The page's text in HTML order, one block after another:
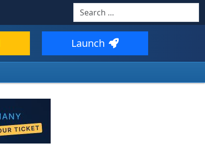
Search
Launch